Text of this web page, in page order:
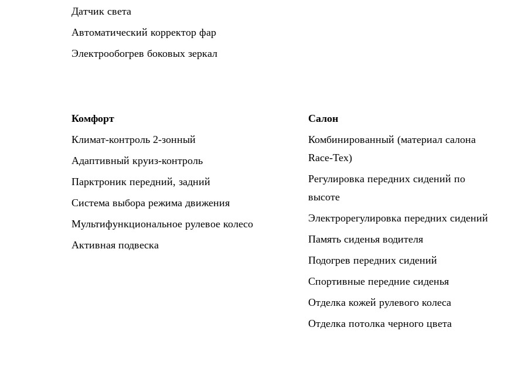
Датчик света
Автоматический корректор фар
Электрообогрев боковых зеркал
Комфорт
Климат-контроль 2-зонный
Адаптивный круиз-контроль
Парктроник передний, задний
Система выбора режима движения
Мультифункциональное рулевое колесо
Активная подвеска
Салон
Комбинированный (материал салона
Race-Tex)
Регулировка передних сидений по
высоте
Электрорегулировка передних сидений
Память сиденья водителя
Подогрев передних сидений
Спортивные передние сиденья
Отделка кожей рулевого колеса
Отделка потолка черного цвета